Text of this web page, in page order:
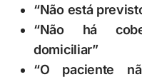
“Não está
“Não há
domiciliar”
“O paciente